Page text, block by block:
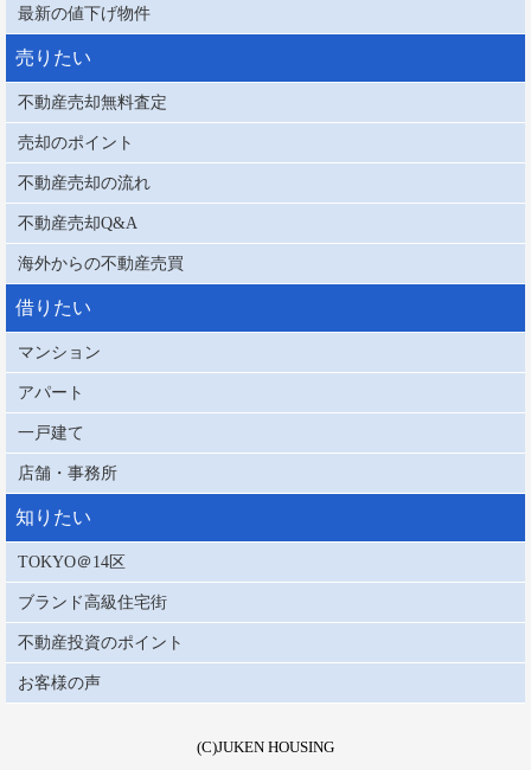
最新の値下げ物件
売りたい
不動産売却無料査定
売却のポイント
不動産売却の流れ
不動産売却Q&A
海外からの不動産売買
借りたい
マンション
アパート
一戸建て
店舗・事務所
知りたい
TOKYO＠14区
ブランド高級住宅街
不動産投資のポイント
お客様の声
(C)JUKEN HOUSING